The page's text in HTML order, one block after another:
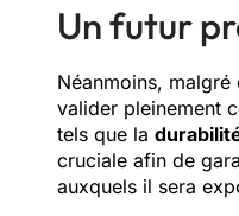
Un futur
Néanmoins,
valider pleinement
tels que la
cruciale afin de
auxquels il sera